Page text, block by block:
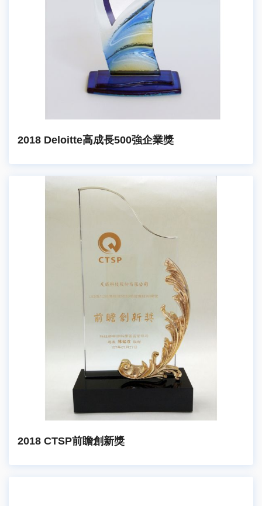
2018 Deloitte高成長500強企業獎
2018 CTSP前瞻創新獎